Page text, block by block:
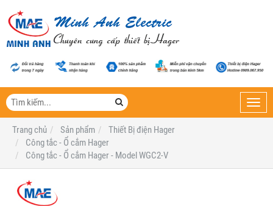
Trang chủ
Sản phẩm
Thiết Bị điện Hager
Công tắc - Ổ cắm Hager
Công tắc - Ổ cắm Hager - Model WGC2-V